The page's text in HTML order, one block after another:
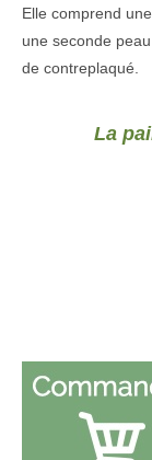
Elle comprend
une seconde
de contreplaqué.
La